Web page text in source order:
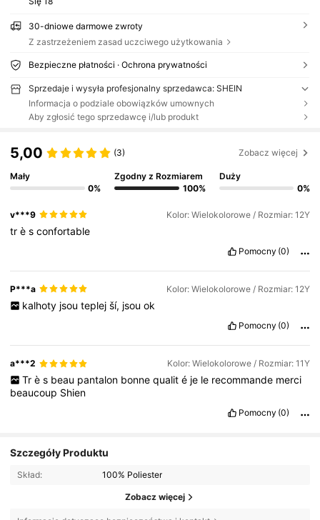
30-dniowe darmowe zwroty
Z zastrzeżeniem zasad uczciwego użytkowania
Bezpieczne płatności · Ochrona prywatności
Sprzedaje i wysyła profesjonalny sprzedawca: SHEIN
Informacja o podziale obowiązków umownych
Aby zgłosić tego sprzedawcę i/lub produkt
5,00 (3) Zobacz więcej
Mały
0%
Zgodny z Rozmiarem
100%
Duży
0%
v***9 Kolor: Wielokolorowe / Rozmiar: 12Y
trèsconfortable
Pomocny (0)
P***a Kolor: Wielokolorowe / Rozmiar: 12Y
kalhoty jsou teplej ší, jsou ok
Pomocny (0)
a***2 Kolor: Wielokolorowe / Rozmiar: 11Y
Tr è s beau pantalon bonne qualit é je le recommande merci
beaucoup Shien
Pomocny (0)
Szczegóły Produktu
Skład: 100% Poliester
Zobacz więcej